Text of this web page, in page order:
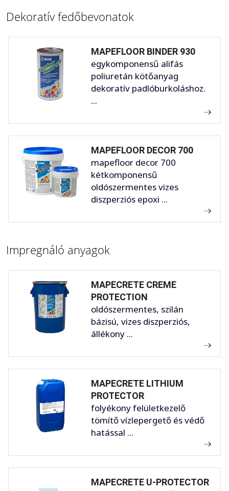
Dekoratív fedőbevonatok
MAPEFLOOR BINDER 930
egykomponensű alifás
poliuretán kötőanyag
dekoratív padlóburkoláshoz.
...
MAPEFLOOR DECOR 700
mapefloor decor 700
kétkomponensű
oldószermentes vizes
diszperziós epoxi ...
Impregnáló anyagok
MAPECRETE CREME
PROTECTION
oldószermentes, szilán
bázisú, vizes diszperziós,
állékony ...
MAPECRETE LITHIUM
PROTECTOR
folyékony felületkezelő
tömítő vízlepergető és védő
hatással ...
MAPECRETE U-PROTECTOR